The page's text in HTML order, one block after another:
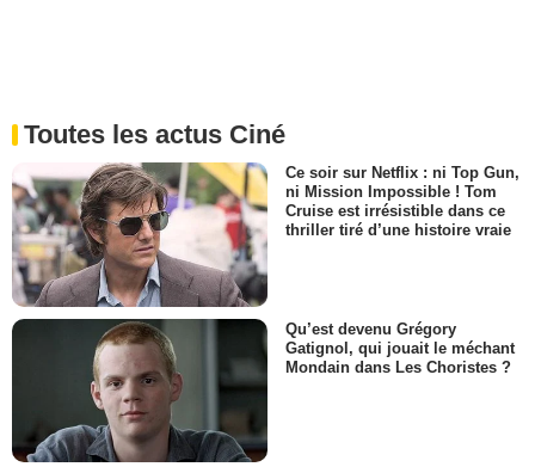
Toutes les actus Ciné
Ce soir sur Netflix : ni Top Gun,
ni Mission Impossible ! Tom
Cruise est irrésistible dans ce
thriller tiré d’une histoire vraie
Qu’est devenu Grégory
Gatignol, qui jouait le méchant
Mondain dans Les Choristes ?